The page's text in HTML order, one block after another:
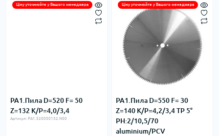
Ціну уточнюйте у Вашого менеджера
PA1.Пила D=520 F= 50
Z=132 K/P=4,0/3,4
Артикул: PA1.520050132.N00
Ціну уточнюйте у Вашого менеджера
PA1.Пила D=550 F= 30
Z=140 K/P=4,2/3,4 TP 5°
PH:2/10,5/70
aluminium/PCV